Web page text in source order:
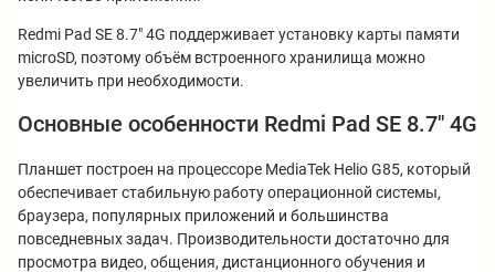
Redmi Pad SE 8.7" 4G поддерживает установку карты памяти
microSD, поэтому объём встроенного хранилища можно
увеличить при необходимости.
Основные особенности Redmi Pad SE 8.7" 4G
Планшет построен на процессоре MediaTek Helio G85, который
обеспечивает стабильную работу операционной системы,
браузера, популярных приложений и большинства
повседневных задач. Производительности достаточно для
просмотра видео, общения, дистанционного обучения и